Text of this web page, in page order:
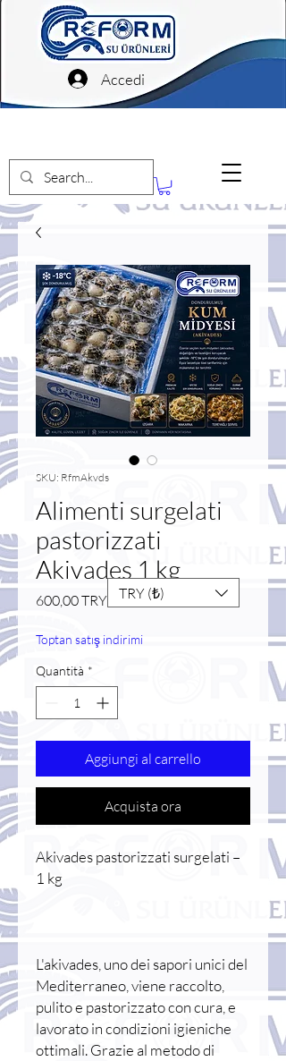
Accedi
SKU: RfmAkvds
Alimenti surgelati
pastorizzati
Akivades 1 kg
600,00 TRYPrezzo
Toptan satış indirimi
Quantità *
Aggiungi al carrello
Acquista ora
Akivades pastorizzati surgelati –
1 kg
L'akivades, uno dei sapori unici del
Mediterraneo, viene raccolto,
pulito e pastorizzato con cura, e
lavorato in condizioni igieniche
ottimali. Grazie al metodo di
TRY (₺)